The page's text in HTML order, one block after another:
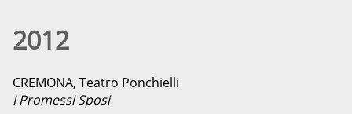
2012
CREMONA, Teatro Ponchielli
I Promessi Sposi